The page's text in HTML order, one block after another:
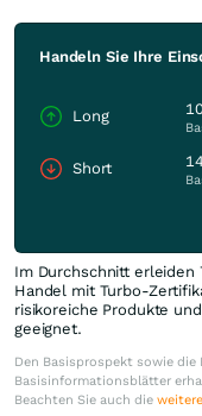
Handeln Sie Ihre
Long
Short
Im Durchschnitt erleiden
Handel mit Turbo-
risikoreiche Produkte
geeignet.
Den Basisprospekt sowie
Basisinformationsblätter
Beachten Sie auch die